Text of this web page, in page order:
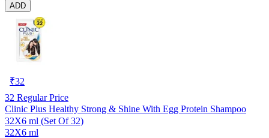
ADD
₹32
32 Regular Price
Clinic Plus Healthy Strong & Shine With Egg Protein Shampoo
32X6 ml (Set Of 32)
32X6 ml